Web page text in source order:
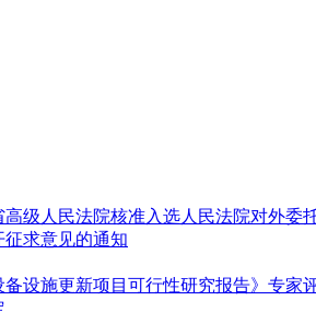
级人民法院核准入选人民法院对外委
求意见的通知
设施更新项目可行性研究报告》专家